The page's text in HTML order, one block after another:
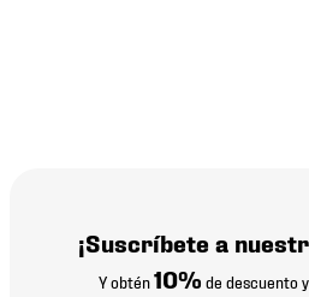
¡Suscríbete a
Y obtén10% de descuento